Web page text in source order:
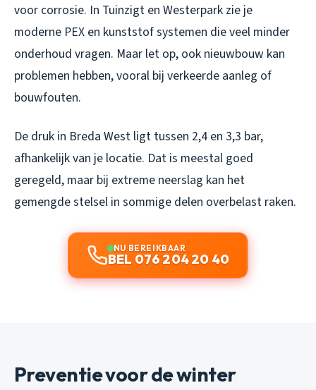
voor corrosie. In Tuinzigt en Westerpark zie je
moderne PEX en kunststof systemen die veel minder
onderhoud vragen. Maar let op, ook nieuwbouw kan
problemen hebben, vooral bij verkeerde aanleg of
bouwfouten.
De druk in Breda West ligt tussen 2,4 en 3,3 bar,
afhankelijk van je locatie. Dat is meestal goed
geregeld, maar bij extreme neerslag kan het
gemengde stelsel in sommige delen overbelast raken.
NU BEREIKBAAR
BEL 076 204 20 40
Preventie voor de winter